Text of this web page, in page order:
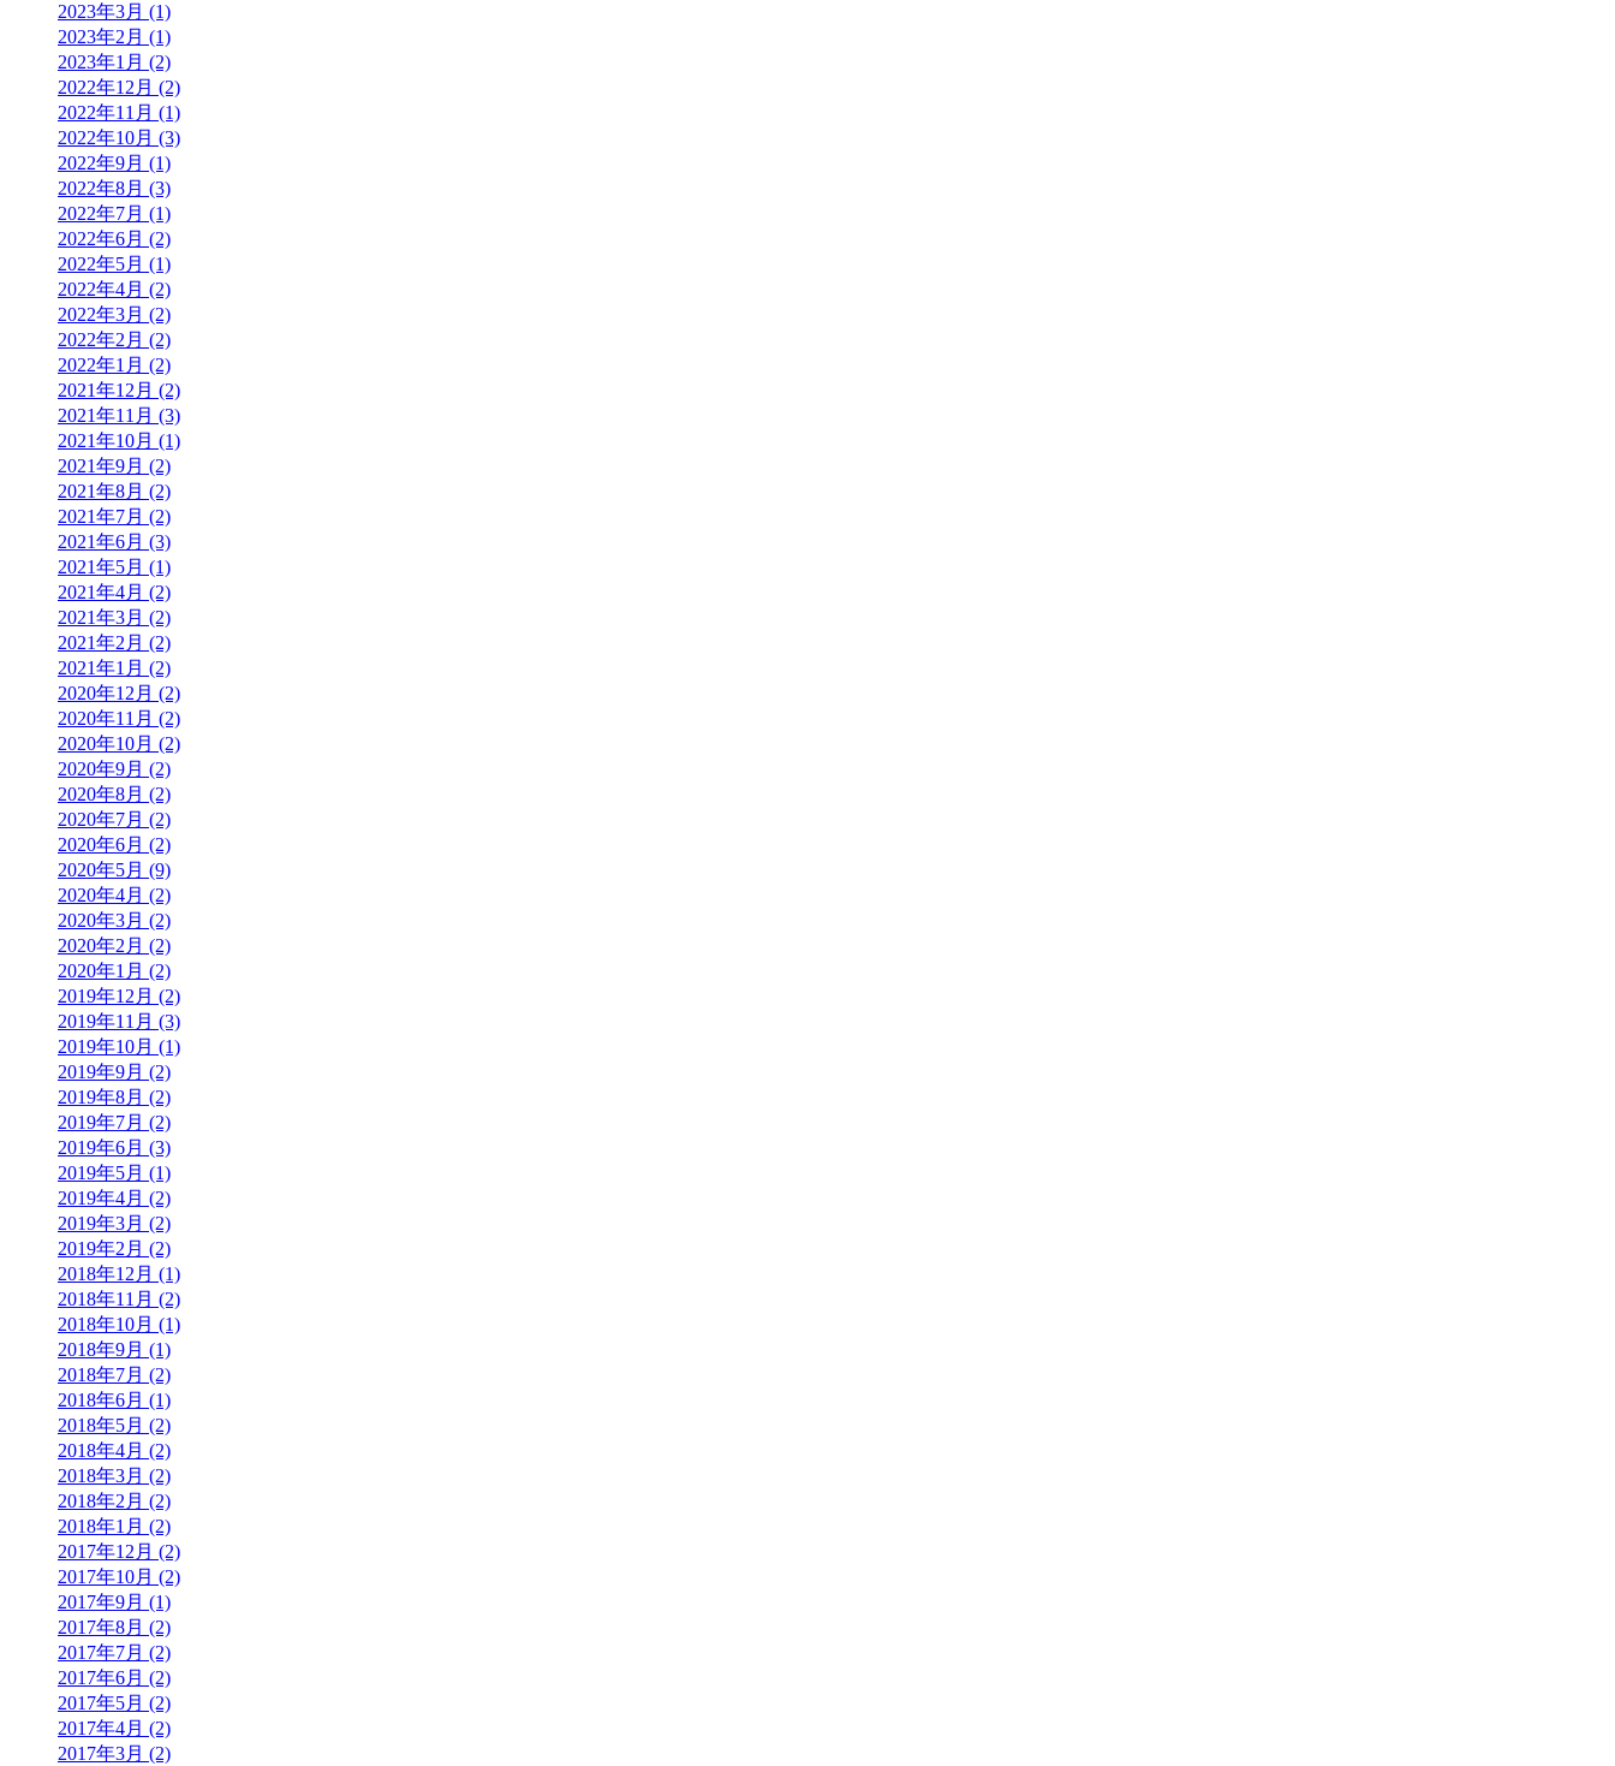
2023年3月 (1)
2023年2月 (1)
2023年1月 (2)
2022年12月 (2)
2022年11月 (1)
2022年10月 (3)
2022年9月 (1)
2022年8月 (3)
2022年7月 (1)
2022年6月 (2)
2022年5月 (1)
2022年4月 (2)
2022年3月 (2)
2022年2月 (2)
2022年1月 (2)
2021年12月 (2)
2021年11月 (3)
2021年10月 (1)
2021年9月 (2)
2021年8月 (2)
2021年7月 (2)
2021年6月 (3)
2021年5月 (1)
2021年4月 (2)
2021年3月 (2)
2021年2月 (2)
2021年1月 (2)
2020年12月 (2)
2020年11月 (2)
2020年10月 (2)
2020年9月 (2)
2020年8月 (2)
2020年7月 (2)
2020年6月 (2)
2020年5月 (9)
2020年4月 (2)
2020年3月 (2)
2020年2月 (2)
2020年1月 (2)
2019年12月 (2)
2019年11月 (3)
2019年10月 (1)
2019年9月 (2)
2019年8月 (2)
2019年7月 (2)
2019年6月 (3)
2019年5月 (1)
2019年4月 (2)
2019年3月 (2)
2019年2月 (2)
2018年12月 (1)
2018年11月 (2)
2018年10月 (1)
2018年9月 (1)
2018年7月 (2)
2018年6月 (1)
2018年5月 (2)
2018年4月 (2)
2018年3月 (2)
2018年2月 (2)
2018年1月 (2)
2017年12月 (2)
2017年10月 (2)
2017年9月 (1)
2017年8月 (2)
2017年7月 (2)
2017年6月 (2)
2017年5月 (2)
2017年4月 (2)
2017年3月 (2)